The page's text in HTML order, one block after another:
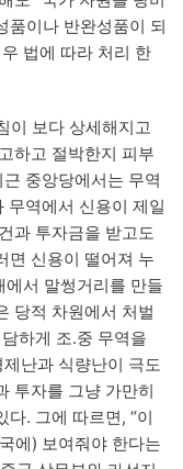
품이나 반완성품이 되
법에 따라 처리 한
이 보다 상세해지고
하고 절박한지 피부
중앙당에서는 무역
무역에서 신용이 제일
과 투자금을 받고도
면 신용이 떨어져 누
에서 말썽거리를 만들
당적 차원에서 처벌
하게 조․중 무역을
난과 식량난이 극도
투자를 그냥 가만히
다. 그에 따르면, “이
에) 보여줘야 한다는